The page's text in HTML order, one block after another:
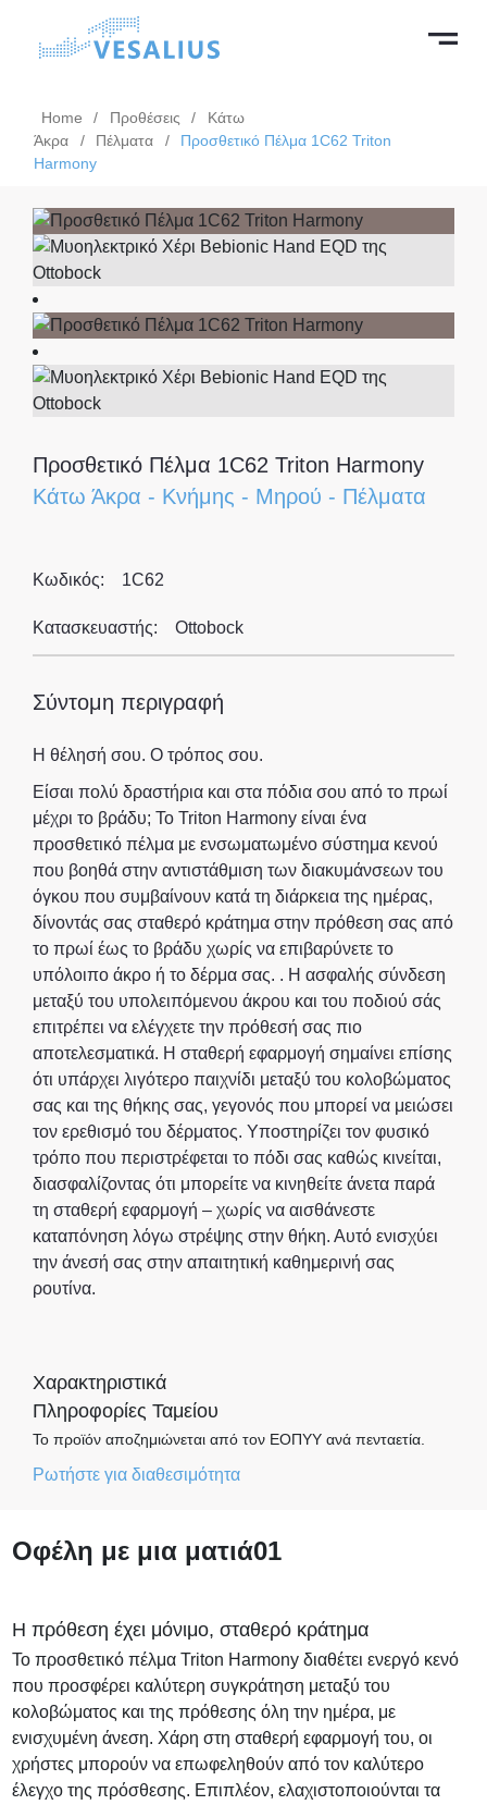
Home / Προθέσεις /
Κάτω
Άκρα
/ Πέλματα /
Προσθετικό Πέλμα 1C62 Triton
Harmony
Προσθετικό Πέλμα 1C62 Triton Harmony
Κάτω Άκρα - Κνήμης - Μηρού - Πέλματα
Κωδικός: 1C62
Κατασκευαστής: Ottobock
Σύντομη περιγραφή
Η θέλησή σου. Ο τρόπος σου.
Είσαι πολύ δραστήρια και στα πόδια σου από το πρωί
μέχρι το βράδυ; Το Triton Harmony είναι ένα
προσθετικό πέλμα με ενσωματωμένο σύστημα κενού
που βοηθά στην αντιστάθμιση των διακυμάνσεων του
όγκου που συμβαίνουν κατά τη διάρκεια της ημέρας,
δίνοντάς σας σταθερό κράτημα στην πρόθεση σας από
το πρωί έως το βράδυ χωρίς να επιβαρύνετε το
υπόλοιπο άκρο ή το δέρμα σας. . Η ασφαλής σύνδεση
μεταξύ του υπολειπόμενου άκρου και του ποδιού σάς
επιτρέπει να ελέγχετε την πρόθεσή σας πιο
αποτελεσματικά. Η σταθερή εφαρμογή σημαίνει επίσης
ότι υπάρχει λιγότερο παιχνίδι μεταξύ του κολοβώματος
σας και της θήκης σας, γεγονός που μπορεί να μειώσει
τον ερεθισμό του δέρματος. Υποστηρίζει τον φυσικό
τρόπο που περιστρέφεται το πόδι σας καθώς κινείται,
διασφαλίζοντας ότι μπορείτε να κινηθείτε άνετα παρά
τη σταθερή εφαρμογή – χωρίς να αισθάνεστε
καταπόνηση λόγω στρέψης στην θήκη. Αυτό ενισχύει
την άνεσή σας στην απαιτητική καθημερινή σας
ρουτίνα.
Χαρακτηριστικά
Πληροφορίες Ταμείου
Το προϊόν αποζημιώνεται από τον ΕΟΠΥΥ ανά πενταετία.
Ρωτήστε για διαθεσιμότητα
Οφέλη με μια ματιά01
Η πρόθεση έχει μόνιμο, σταθερό κράτημα
Το προσθετικό πέλμα Triton Harmony διαθέτει ενεργό κενό
που προσφέρει καλύτερη συγκράτηση μεταξύ του
κολοβώματος και της πρόθεσης όλη την ημέρα, με
ενισχυμένη άνεση. Χάρη στη σταθερή εφαρμογή του, οι
χρήστες μπορούν να επωφεληθούν από τον καλύτερο
έλεγχο της πρόσθεσης. Επιπλέον, ελαχιστοποιούνται τα